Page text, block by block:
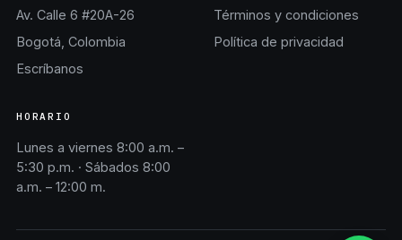
Av. Calle 6 #20A-26
Bogotá, Colombia
Escríbanos
Términos y condiciones
Política de privacidad
HORARIO
Lunes a viernes 8:00 a.m. –
5:30 p.m. · Sábados 8:00
a.m. – 12:00 m.